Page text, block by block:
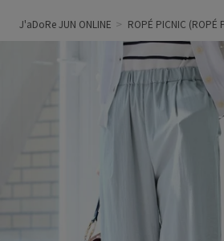
ン オンライン）
J'aDoRe JUN ONLINE ROPÉ PICNIC (ROPÉ